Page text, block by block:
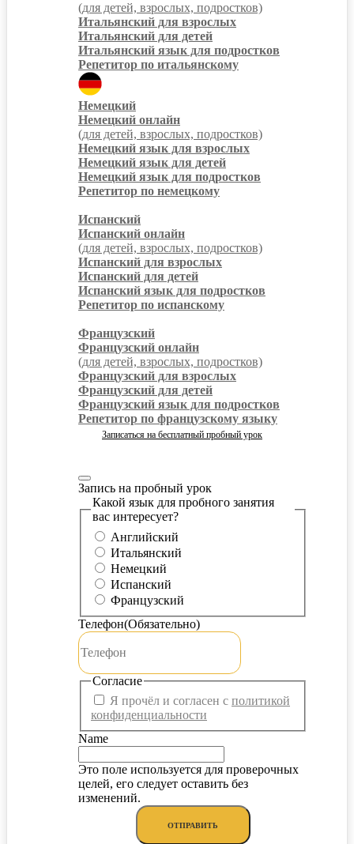
(для детей, взрослых, подростков)
Итальянский для взрослых
Итальянский для детей
Итальянский язык для подростков
Репетитор по итальянскому
Немецкий
Немецкий онлайн
(для детей, взрослых, подростков)
Немецкий язык для взрослых
Немецкий язык для детей
Немецкий язык для подростков
Репетитор по немецкому
Испанский
Испанский онлайн
(для детей, взрослых, подростков)
Испанский для взрослых
Испанский для детей
Испанский язык для подростков
Репетитор по испанскому
Французский
Французский онлайн
(для детей, взрослых, подростков)
Французский для взрослых
Французский для детей
Французский язык для подростков
Репетитор по французскому языку
Записаться на бесплатный пробный урок
Запись на пробный урок
Какой язык для пробного занятия
вас интересует?
Английский
Итальянский
Немецкий
Испанский
Французский
Телефон(Обязательно)
Согласие
Я прочёл и согласен с политикой
конфиденциальности
Name
Это поле используется для проверочных
целей, его следует оставить без
изменений.